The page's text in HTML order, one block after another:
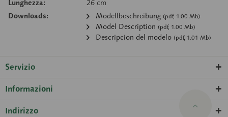
Lunghezza:
26 cm
Downloads:
Modellbeschreibung (pdf, 1.00 Mb)
Model Description (pdf, 1.00 Mb)
Descripcion del modelo (pdf, 1.01 Mb)
Servizio
Informazioni
Indirizzo